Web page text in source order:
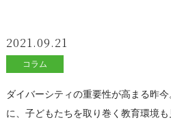
2021.09.21
コラム
ダイバーシティの重要性が高まる昨
に、子どもたちを取り巻く教育環境も